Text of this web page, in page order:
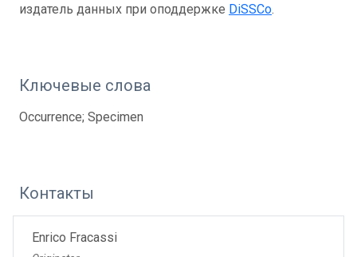
издатель данных при оподдержке DiSSCo.
Ключевые слова
Occurrence; Specimen
Контакты
Enrico Fracassi